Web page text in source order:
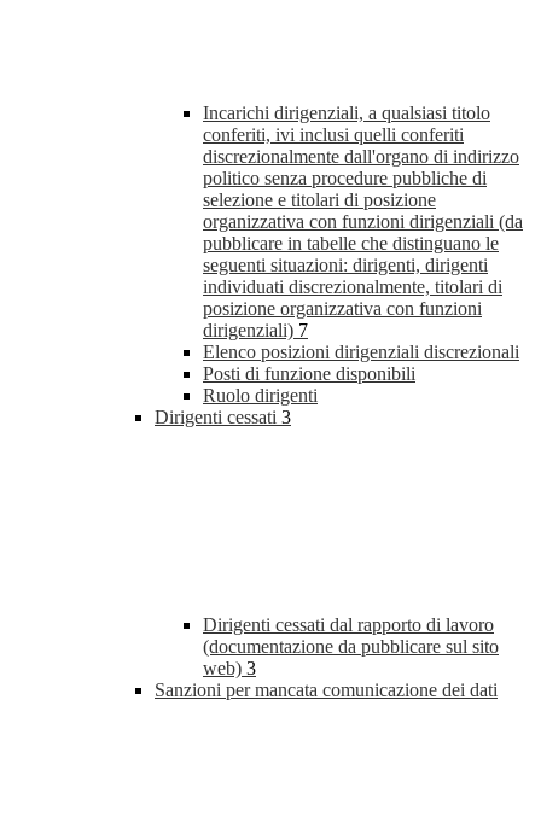
Incarichi dirigenziali, a qualsiasi titolo
conferiti, ivi inclusi quelli conferiti
discrezionalmente dall'organo di indirizzo
politico senza procedure pubbliche di
selezione e titolari di posizione
organizzativa con funzioni dirigenziali (da
pubblicare in tabelle che distinguano le
seguenti situazioni: dirigenti, dirigenti
individuati discrezionalmente, titolari di
posizione organizzativa con funzioni
dirigenziali) 7
Elenco posizioni dirigenziali discrezionali
Posti di funzione disponibili
Ruolo dirigenti
Dirigenti cessati 3
Dirigenti cessati dal rapporto di lavoro
(documentazione da pubblicare sul sito
web) 3
Sanzioni per mancata comunicazione dei dati